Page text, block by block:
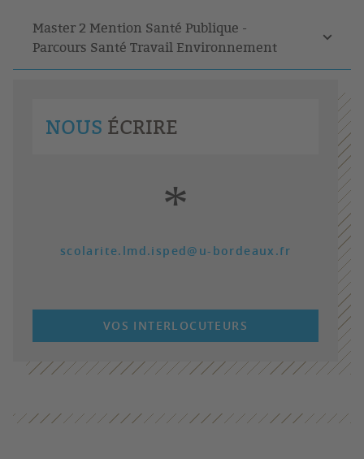
Master 2 Mention Santé Publique -
Parcours Santé Travail Environnement
NOUS ÉCRIRE
*
scolarite.lmd.isped@u-bordeaux.fr
VOS INTERLOCUTEURS